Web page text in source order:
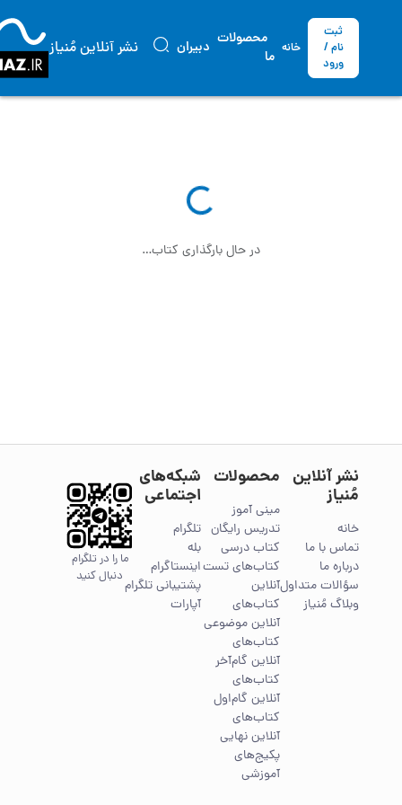
ثبت
نام /
ورود
خانه
محصولات
ما
دبیران نشر آنلاین مُنیاز
در حال بارگذاری کتاب…
نشر آنلاین
مُنیاز
خانه
تماس با ما
درباره ما
سؤالات متداول
وبلاگ مُنیاز
محصولات
مینی آموز
تدریس رایگان
کتاب درسی
کتاب‌های تست
آنلاین
کتاب‌های
آنلاین موضوعی
کتاب‌های
آنلاین گام‌آخر
کتاب‌های
آنلاین گام‌اول
کتاب‌های
آنلاین نهایی
پکیج‌های
آموزشی
شبکه‌های
اجتماعی
تلگرام
بله
اینستاگرام
پشتیبانی تلگرام
آپارات
ما را در تلگرام
دنبال کنید